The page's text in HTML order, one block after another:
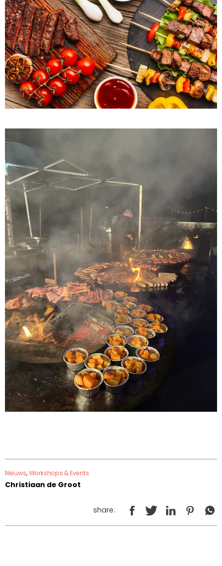
Nieuws, Workshops & Events
Christiaan de Groot
share: